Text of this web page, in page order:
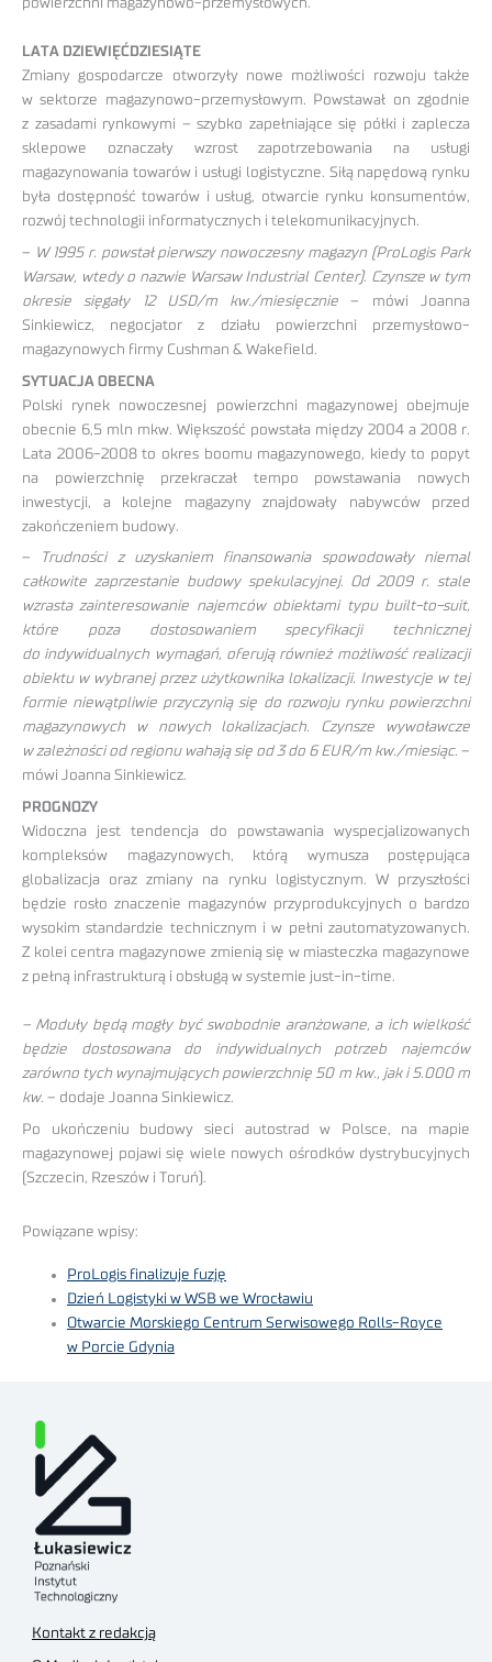
powierzchni magazynowo-przemysłowych.
LATA DZIEWIĘĆDZIESIĄTE
Zmiany gospodarcze otworzyły nowe możliwości rozwoju także
w sektorze magazynowo-przemysłowym. Powstawał on zgodnie
z zasadami rynkowymi – szybko zapełniające się półki i zaplecza
sklepowe oznaczały wzrost zapotrzebowania na usługi
magazynowania towarów i usługi logistyczne. Siłą napędową rynku
była dostępność towarów i usług, otwarcie rynku konsumentów,
rozwój technologii informatycznych i telekomunikacyjnych.
– W 1995 r. powstał pierwszy nowoczesny magazyn (ProLogis Park
Warsaw, wtedy o nazwie Warsaw Industrial Center). Czynsze w tym
okresie sięgały 12 USD/m kw./miesięcznie – mówi Joanna
Sinkiewicz, negocjator z działu powierzchni przemysłowo-
magazynowych firmy Cushman & Wakefield.
SYTUACJA OBECNA
Polski rynek nowoczesnej powierzchni magazynowej obejmuje
obecnie 6,5 mln mkw. Większość powstała między 2004 a 2008 r.
Lata 2006-2008 to okres boomu magazynowego, kiedy to popyt
na powierzchnię przekraczał tempo powstawania nowych
inwestycji, a kolejne magazyny znajdowały nabywców przed
zakończeniem budowy.
–
Trudności z uzyskaniem finansowania spowodowały niemal
całkowite zaprzestanie budowy spekulacyjnej. Od 2009 r. stale
wzrasta zainteresowanie najemców obiektami typu built-to-suit,
które poza dostosowaniem specyfikacji technicznej
do indywidualnych wymagań, oferują również możliwość realizacji
obiektu w wybranej przez użytkownika lokalizacji. Inwestycje w tej
formie niewątpliwie przyczynią się do rozwoju rynku powierzchni
magazynowych w nowych lokalizacjach. Czynsze wywoławcze
w zależności od regionu wahają się od 3 do 6 EUR/m kw./miesiąc. –
mówi Joanna Sinkiewicz.
PROGNOZY
Widoczna jest tendencja do powstawania wyspecjalizowanych
kompleksów magazynowych, którą wymusza postępująca
globalizacja oraz zmiany na rynku logistycznym. W przyszłości
będzie rosło znaczenie magazynów przyprodukcyjnych o bardzo
wysokim standardzie technicznym i w pełni zautomatyzowanych.
Z kolei centra magazynowe zmienią się w miasteczka magazynowe
z pełną infrastrukturą i obsługą w systemie just-in-time.
– Moduły będą mogły być swobodnie aranżowane, a ich wielkość
będzie dostosowana do indywidualnych potrzeb najemców
zarówno tych wynajmujących powierzchnię 50 m kw., jak i 5.000 m
kw. – dodaje Joanna Sinkiewicz.
Po ukończeniu budowy sieci autostrad w Polsce, na mapie
magazynowej pojawi się wiele nowych ośrodków dystrybucyjnych
(Szczecin, Rzeszów i Toruń).
Powiązane wpisy:
ProLogis finalizuje fuzję
Dzień Logistyki w WSB we Wrocławiu
Otwarcie Morskiego Centrum Serwisowego Rolls-Royce
w Porcie Gdynia
Kontakt z redakcją